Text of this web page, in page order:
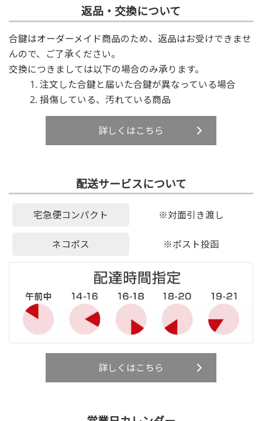
返品・交換について
合鍵はオーダーメイド商品のため、返品はお受けできませ
んので、ご了承ください。
交換につきましては以下の場合のみ承ります。
注文した合鍵と届いた合鍵が異なっている場合
損傷している、汚れている商品
詳しくはこちら
配送サービスについて
宅急便コンパクト ※対面引き渡し
ネコポス ※ポスト投函
詳しくはこちら